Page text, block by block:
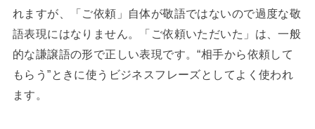
れますが、「ご依頼」自体が敬語ではないので過度な敬
語表現にはなりません。「ご依頼いただいた」は、一般
的な謙譲語の形で正しい表現です。“相手から依頼して
もらう”ときに使うビジネスフレーズとしてよく使われ
ます。